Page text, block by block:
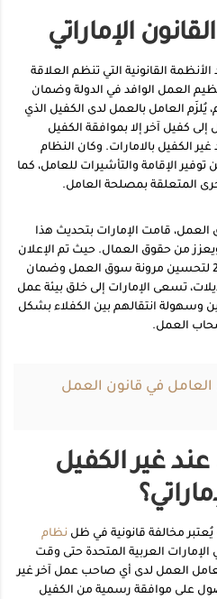
الإماراتي
القانونية التي تنظم العلاقة
العمل الوافد في الدولة وضمان
العامل بالعمل لدى الكفيل الذي
إلى كفيل آخر إلا بموافقة الكفيل
الكفيل بالامارات. وكان النظام
الإقامة والتأشيرات للعامل، كما
المتعلقة بمصلحة العامل.
قامت الإمارات بتحديث هذا
من حقوق العمال. حيث تم الإعلان
عن تغييرات أساسية منذ عام 2020 لتحسين مرونة سوق العمل وضمان
تسعى الإمارات إلى خلق بيئة عمل
وسهولة انتقالهم بين الكفلاء بشكل
العمل.
العامل في قانون العمل
غير الكفيل
مخالفة قانونية في ظل نظام
الإمارات العربية المتحدة حتى وقت
العمل لدى أي صاحب عمل آخر غير
على موافقة رسمية من الكفيل